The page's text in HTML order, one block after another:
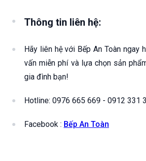
Thông tin liên hệ:
Hãy liên hệ với Bếp An Toàn ngay
vấn miễn phí và lựa chọn sản
gia đình bạn!
Hotline: 0976 665 669 - 0912 331
Facebook : Bếp An Toàn